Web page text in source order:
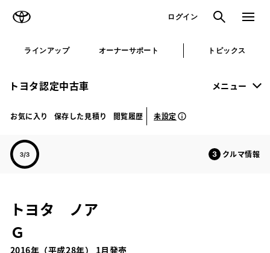
ログイン 検索 メニュ
ラインアップ オーナーサポート トピックス
トヨタ認定中古車 メニュー
お気に入り 保存した見積り 閲覧履歴 未設定
クルマ情報
トヨタ ノア
Ｇ
2016年（平成28年） 1月発売